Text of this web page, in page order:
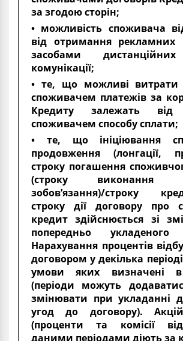
за згодою сторін;
• можливість споживача
від отримання рекламних
засобами
комунікації;
• те, що можливі витрати
споживачем платежів за
Кредиту залежать від
споживачем способу сплати;
• те, що ініціювання
продовження (лонгації,
строку погашення
(строку виконання
зобов’язання)/строку
строку дії договору про
кредит здійснюється зі
попередньо укладеного
Нарахування процентів
договором у декілька
умови яких визначені в
(періоди можуть
змінювати при укладанні
угод до договору).
(проценти та комісії
даними періодами діють за